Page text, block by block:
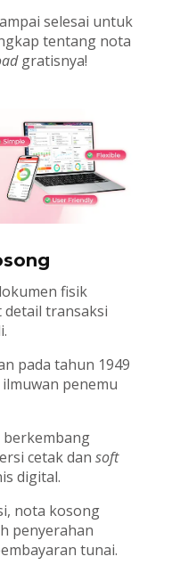
selesai untuk
tentang nota
gratisnya!
fisik
transaksi
pada tahun 1949
penemu
cetak dan soft
digital.
nota kosong
penyerahan
tunai.